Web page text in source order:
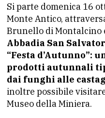
Si parte domenica 16
Monte Antico,
Brunello di Montalcino
Abbadia San
“Festa d’Autunno”:
prodotti autunnali
dai funghi alle
inoltre possibile
Museo della Miniera.